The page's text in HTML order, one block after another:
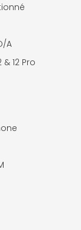
A
& 12 Pro